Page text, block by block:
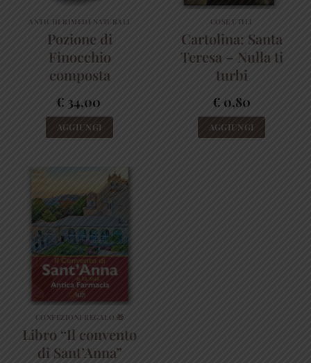
ANTICHI RIMEDI NATURALI
Pozione di
Finocchio
composta
€ 34,00
AGGIUNGI
COSE UTILI
Cartolina: Santa
Teresa – Nulla ti
turbi
€ 0,80
AGGIUNGI
CONFEZIONI REGALO 🎁
Libro “Il convento
di Sant’Anna”